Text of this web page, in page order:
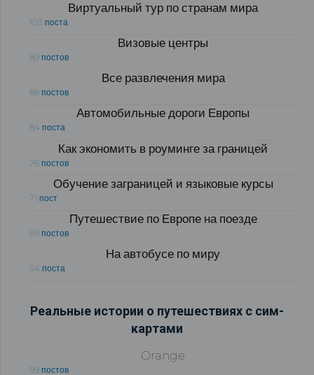
Виртуальный тур по странам мира
103 поста
Визовые центры
89 постов
Все развлечения мира
88 постов
Автомобильные дороги Европы
84 поста
Как экономить в роуминге за границей
76 постов
Обучение заграницей и языковые курсы
71 пост
Путешествие по Европе на поезде
69 постов
На автобусе по миру
54 поста
Реальные истории о путешествиях с сим-
картами
Orange
99 постов